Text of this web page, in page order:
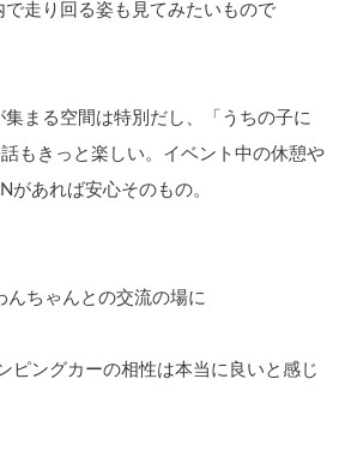
で走り回る姿も見てみたいもので
まる空間は特別だし、「うちの子に
もきっと楽しい。イベント中の休憩や
があれば安心そのもの。
んちゃんとの交流の場に
ピングカーの相性は本当に良いと感じ